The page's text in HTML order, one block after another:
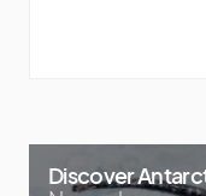
Discover